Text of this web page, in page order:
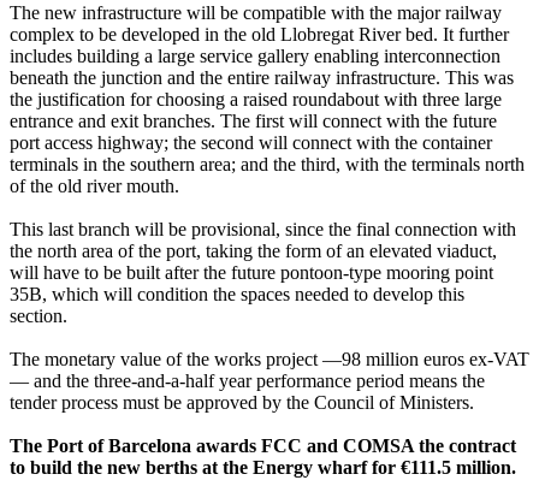
The new infrastructure will be compatible with the major railway
complex to be developed in the old Llobregat River bed. It further
includes building a large service gallery enabling interconnection
beneath the junction and the entire railway infrastructure. This was
the justification for choosing a raised roundabout with three large
entrance and exit branches. The first will connect with the future
port access highway; the second will connect with the container
terminals in the southern area; and the third, with the terminals north
of the old river mouth.
This last branch will be provisional, since the final connection with
the north area of the port, taking the form of an elevated viaduct,
will have to be built after the future pontoon-type mooring point
35B, which will condition the spaces needed to develop this
section.
The monetary value of the works project —98 million euros ex-VAT
— and the three-and-a-half year performance period means the
tender process must be approved by the Council of Ministers.
The Port of Barcelona awards FCC and COMSA the contract
to build the new berths at the Energy wharf for €111.5 million.